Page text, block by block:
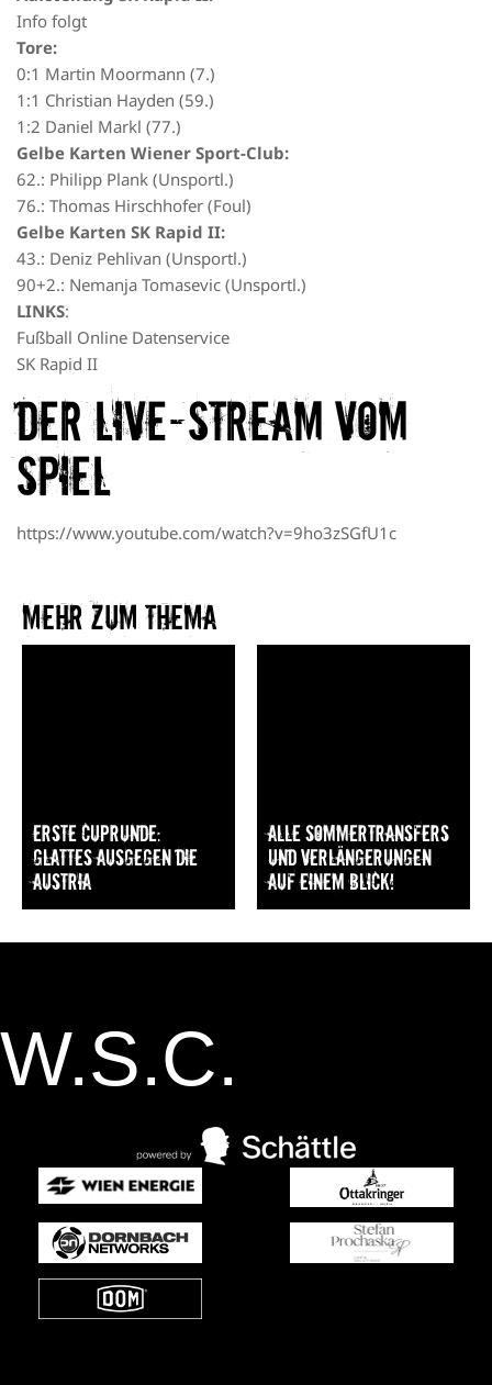
Info folgt
Tore:
0:1 Martin Moormann (7.)
1:1 Christian Hayden (59.)
1:2 Daniel Markl (77.)
Gelbe Karten Wiener Sport-Club:
62.: Philipp Plank (Unsportl.)
76.: Thomas Hirschhofer (Foul)
Gelbe Karten SK Rapid II:
43.: Deniz Pehlivan (Unsportl.)
90+2.: Nemanja Tomasevic (Unsportl.)
LINKS:
Fußball Online Datenservice
SK Rapid II
Der Live-Stream vom
Spiel
https://www.youtube.com/watch?v=9ho3zSGfU1c
Mehr zum Thema​
Erste Cuprunde:
Glattes Ausgegen die
Austria
Alle Sommertransfers
und Verlängerungen
auf einem Blick!
W.S.C.